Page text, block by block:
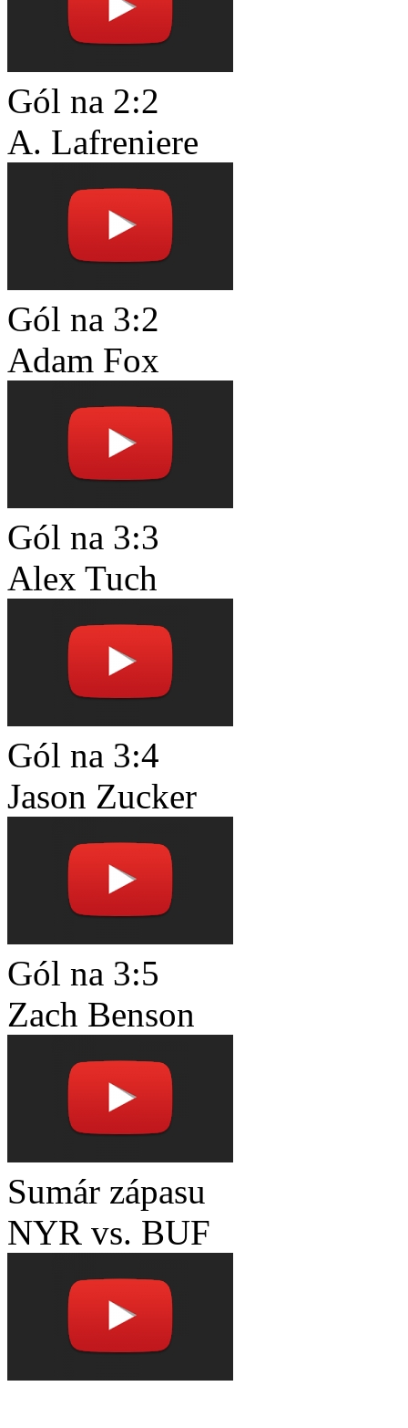
Gól na 2:2
A. Lafreniere
Gól na 3:2
Adam Fox
Gól na 3:3
Alex Tuch
Gól na 3:4
Jason Zucker
Gól na 3:5
Zach Benson
Sumár zápasu
NYR vs. BUF